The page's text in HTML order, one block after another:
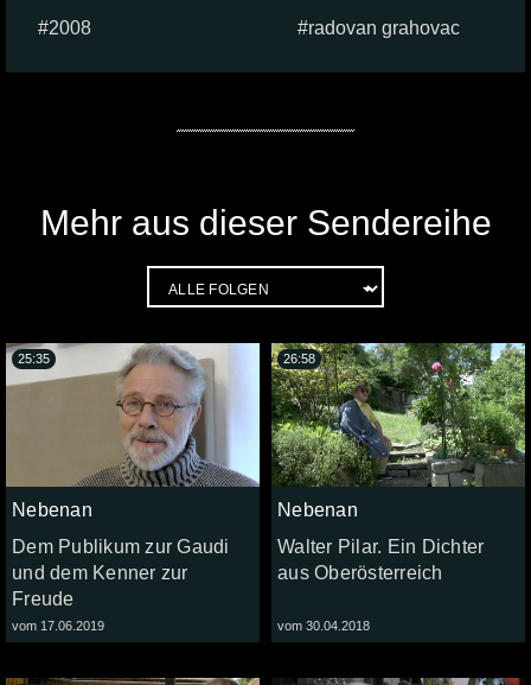
2008
radovan grahovac
Mehr aus dieser Sendereihe
Nebenan
Dem Publikum zur Gaudi
und dem Kenner zur
Freude
vom 17.06.2019
25:35
Nebenan
Walter Pilar. Ein Dichter
aus Oberösterreich
vom 30.04.2018
26:58